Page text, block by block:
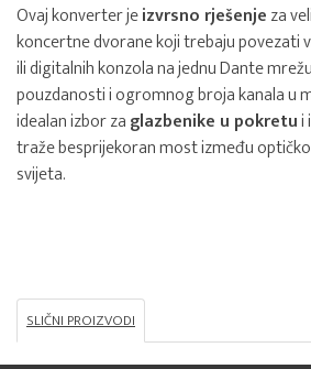
Ovaj konverter jeizvrsno rješenjeza
koncertne dvorane koji trebaju povezati
ili digitalnih konzola na jednu Dante
pouzdanosti i ogromnog broja kanala u
idealan izbor zaglazbenike u pokretui
traže besprijekoran most između
svijeta.
SLIČNI PROIZVODI